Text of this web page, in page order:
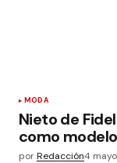
MODA
Nieto de
como
porRedacción4